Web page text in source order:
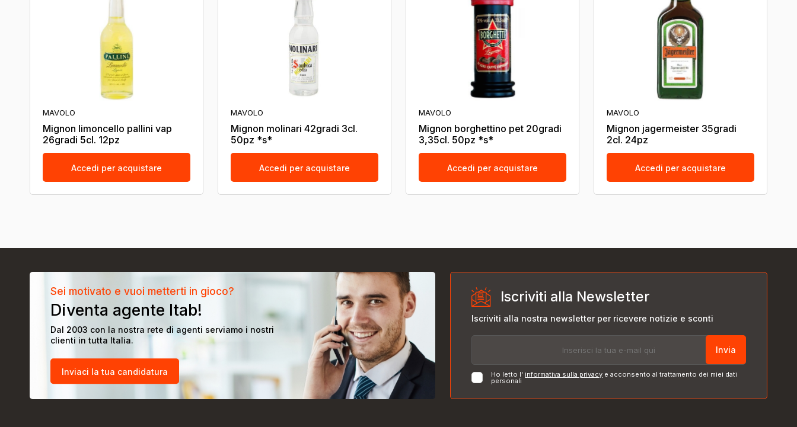
MAVOLO
Mignon limoncello pallini vap
26gradi 5cl. 12pz
Accedi per acquistare
MAVOLO
Mignon molinari 42gradi 3cl.
50pz *s*
Accedi per acquistare
MAVOLO
Mignon borghettino pet 20gradi
3,35cl. 50pz *s*
Accedi per acquistare
MAVOLO
Mignon jagermeister 35gradi
2cl. 24pz
Accedi per acquistare
Sei motivato e vuoi metterti in gioco?
Diventa agente Itab!
Dal 2003 con la nostra rete di agenti serviamo i nostri
clienti in tutta Italia.
Inviaci la tua candidatura
Iscriviti alla Newsletter
Iscriviti alla nostra newsletter per ricevere notizie e sconti
Invia
Ho letto l'informativa sulla privacy e acconsento al trattamento dei miei dati
personali